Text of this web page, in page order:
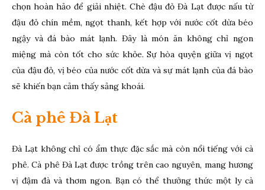
chọn hoàn hảo để giải nhiệt. Chè đậu đỏ Đà Lạt được nấu từ
đậu đỏ chín mềm, ngọt thanh, kết hợp với nước cốt dừa béo
ngậy và đá bào mát lạnh. Đây là món ăn không chỉ ngon
miệng mà còn tốt cho sức khỏe. Sự hòa quyện giữa vị ngọt
của đậu đỏ, vị béo của nước cốt dừa và sự mát lạnh của đá bào
sẽ khiến bạn cảm thấy sảng khoái.
Cà phê Đà Lạt
Đà Lạt không chỉ có ẩm thực đặc sắc mà còn nổi tiếng với cà
phê. Cà phê Đà Lạt được trồng trên cao nguyên, mang hương
vị đậm đà và thơm ngon. Bạn có thể thưởng thức một ly cà